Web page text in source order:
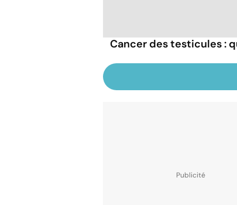
Cancer des testicules :